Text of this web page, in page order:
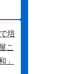
培
こ
」